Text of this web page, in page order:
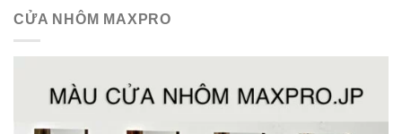
CỬA NHÔM MAXPRO